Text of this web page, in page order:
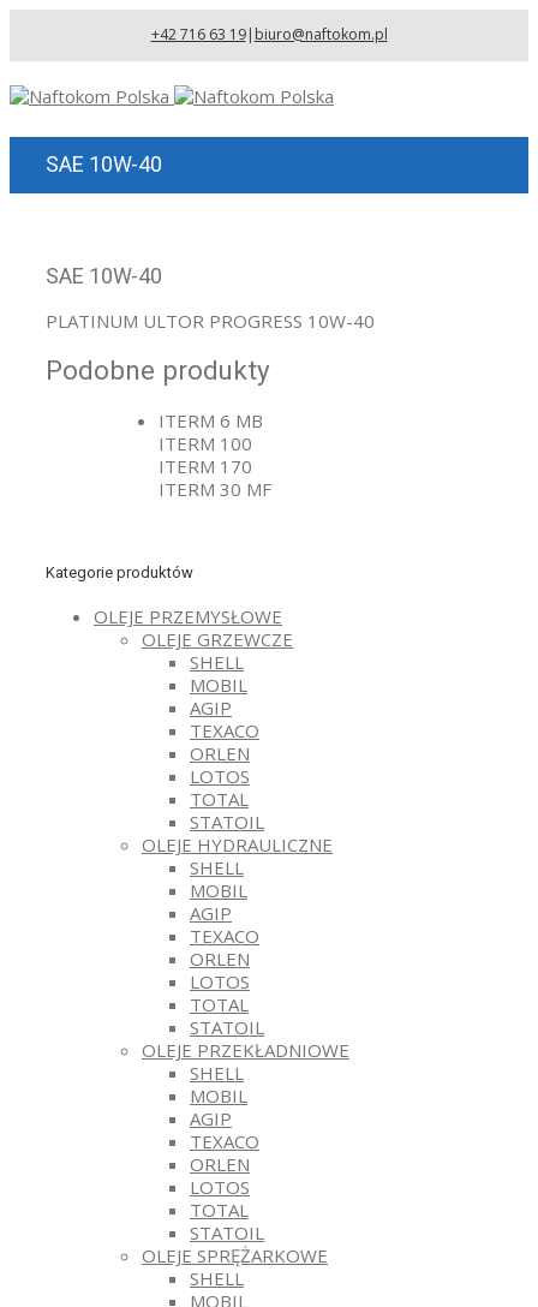
+42 716 63 19| biuro@naftokom.pl
SAE 10W-40
SAE 10W-40
PLATINUM ULTOR PROGRESS 10W-40
Podobne produkty
ITERM 6 MB
ITERM 100
ITERM 170
ITERM 30 MF
Kategorie produktów
OLEJE PRZEMYSŁOWE
OLEJE GRZEWCZE
SHELL
MOBIL
AGIP
TEXACO
ORLEN
LOTOS
TOTAL
STATOIL
OLEJE HYDRAULICZNE
SHELL
MOBIL
AGIP
TEXACO
ORLEN
LOTOS
TOTAL
STATOIL
OLEJE PRZEKŁADNIOWE
SHELL
MOBIL
AGIP
TEXACO
ORLEN
LOTOS
TOTAL
STATOIL
OLEJE SPRĘŻARKOWE
SHELL
MOBIL